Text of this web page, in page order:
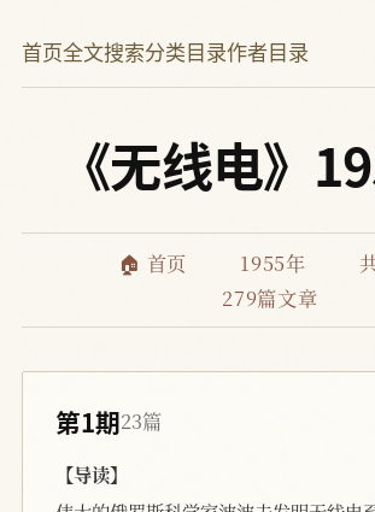
首页全文搜索分类目录作者目录
《无线电》
🏠 首页 1955年
279篇文章
第1期23篇
【导读】